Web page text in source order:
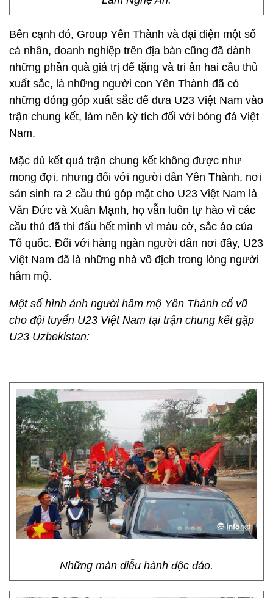
Bên cạnh đó, Group Yên Thành và đại diện một số
cá nhân, doanh nghiệp trên địa bàn cũng đã dành
những phần quà giá trị để tặng và tri ân hai cầu thủ
xuất sắc, là những người con Yên Thành đã có
những đóng góp xuất sắc để đưa U23 Việt Nam vào
trận chung kết, làm nên kỳ tích đối với bóng đá Việt
Nam.
Mặc dù kết quả trận chung kết không được như
mong đợi, nhưng đối với người dân Yên Thành, nơi
sản sinh ra 2 cầu thủ góp mặt cho U23 Việt Nam là
Văn Đức và Xuân Mạnh, họ vẫn luôn tự hào vì các
cầu thủ đã thi đấu hết mình vì màu cờ, sắc áo của
Tổ quốc. Đối với hàng ngàn người dân nơi đây, U23
Việt Nam đã là những nhà vô địch trong lòng người
hâm mộ.
Một số hình ảnh người hâm mộ Yên Thành cổ vũ
cho đội tuyển U23 Việt Nam tại trận chung kết gặp
U23 Uzbekistan:
Những màn diễu hành độc đáo.